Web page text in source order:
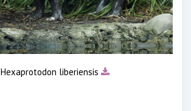
Hexaprotodon liberiensis